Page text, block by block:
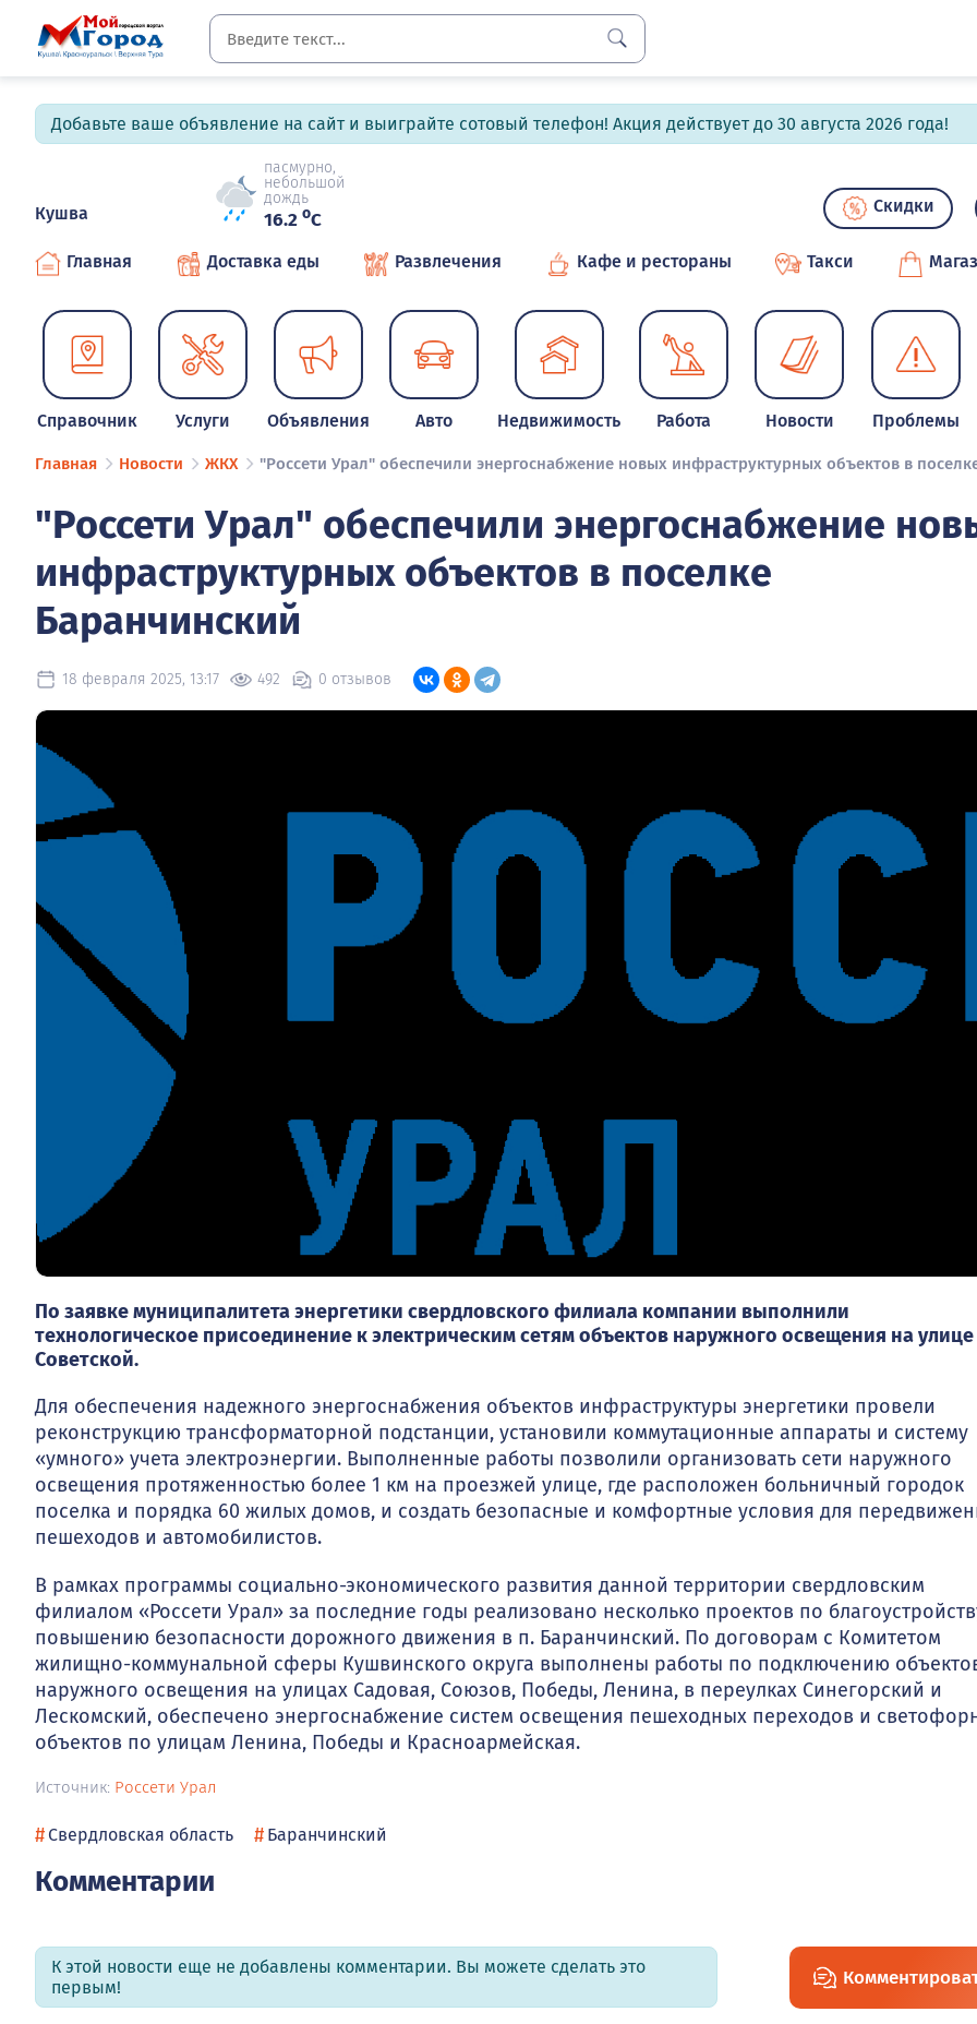
Добавьте ваше объявление на сайт и выиграйте сотовый телефон! Акция действует до 30 августа 2026 года!
Кушва
пасмурно,
небольшой
дождь
16.2 oC
Скидки
Главная Доставка еды Развлечения Кафе и рестораны Такси
Справочник Услуги Объявления Авто Недвижимость Работа Новости Проблемы
Главная Новости ЖКХ "Россети Урал" обеспечили энергоснабжение новых инфраструктурных объектов в
"Россети Урал" обеспечили энергоснабжение
инфраструктурных объектов в поселке
Баранчинский
18 февраля 2025, 13:17 492 0 отзывов
По заявке муниципалитета энергетики свердловского филиала компании выполнили
технологическое присоединение к электрическим сетям объектов наружного освещения на улице
Советской.
Для обеспечения надежного энергоснабжения объектов инфраструктуры энергетики провели
реконструкцию трансформаторной подстанции, установили коммутационные аппараты и систему
«умного» учета электроэнергии. Выполненные работы позволили организовать сети наружного
освещения протяженностью более 1 км на проезжей улице, где расположен больничный городок
поселка и порядка 60 жилых домов, и создать безопасные и комфортные условия для
пешеходов и автомобилистов.
В рамках программы социально-экономического развития данной территории свердловским
филиалом «Россети Урал» за последние годы реализовано несколько проектов по
повышению безопасности дорожного движения в п. Баранчинский. По договорам с Комитетом
жилищно-коммунальной сферы Кушвинского округа выполнены работы по подключению
наружного освещения на улицах Садовая, Союзов, Победы, Ленина, в переулках Синегорский и
Лескомский, обеспечено энергоснабжение систем освещения пешеходных переходов и
объектов по улицам Ленина, Победы и Красноармейская.
Источник: Россети Урал
# Свердловская область # Баранчинский
Комментарии
К этой новости еще не добавлены комментарии. Вы можете сделать это
первым!